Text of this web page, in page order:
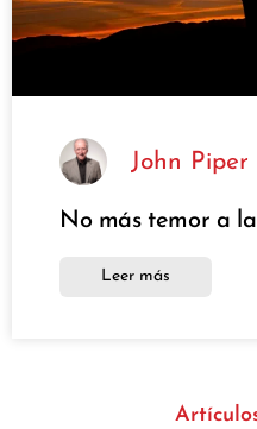
John Piper
No más temor a
Leer más